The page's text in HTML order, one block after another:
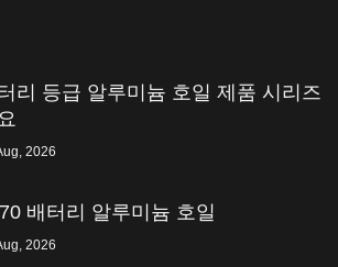
리 등급 알루미늄 호일 제품 시리즈
2026
배터리 알루미늄 호일
2026